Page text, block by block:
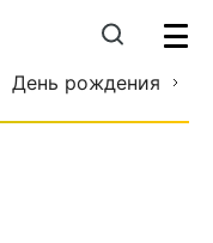
День рождения